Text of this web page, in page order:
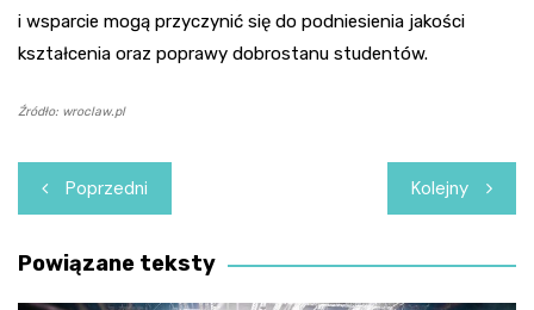
i wsparcie mogą przyczynić się do podniesienia jakości
kształcenia oraz poprawy dobrostanu studentów.
Źródło: wroclaw.pl
Nawigacja
wpisu
Poprzedni Kolejny
Powiązane teksty